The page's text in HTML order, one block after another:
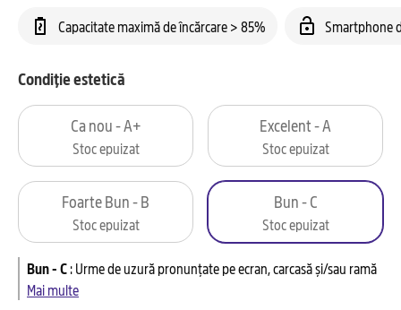
Capacitate maximă de încărcare > 85% Smartphone
Condiție estetică
Ca nou - A+
Stoc epuizat
Excelent - A
Stoc epuizat
Foarte Bun - B
Stoc epuizat
Bun - C
Stoc epuizat
Bun - C:Urme de uzură pronunțate pe ecran, carcasă și/sau ramă
Mai multe